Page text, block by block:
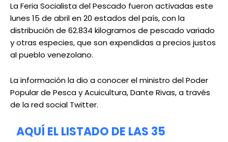
La Feria Socialista del Pescado fueron activadas este
lunes 15 de abril en 20 estados del país, con la
distribución de 62.834 kilogramos de pescado variado
y otras especies, que son expendidas a precios justos
al pueblo venezolano.
La información la dio a conocer el ministro del Poder
Popular de Pesca y Acuicultura, Dante Rivas, a través
de la red social Twitter.
AQUÍ EL LISTADO DE LAS 35